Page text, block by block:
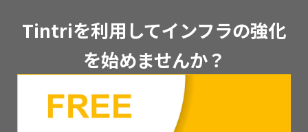
Tintriを利用してインフラの強化
を始めませんか？